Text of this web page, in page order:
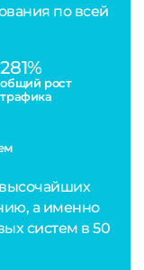
по всей
281%
общий рост
трафика
а именно
систем в 50